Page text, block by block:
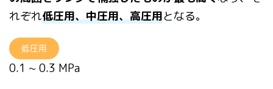
れぞれ低圧用、中圧用、高圧用となる。
低圧用
0.1 ~ 0.3 MPa